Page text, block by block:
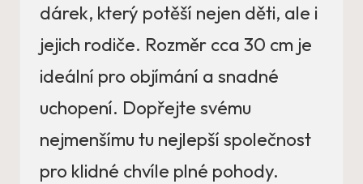
dárek, který potěší nejen děti, ale i
jejich rodiče. Rozměr cca 30 cm je
ideální pro objímání a snadné
uchopení. Dopřejte svému
nejmenšímu tu nejlepší společnost
pro klidné chvíle plné pohody.